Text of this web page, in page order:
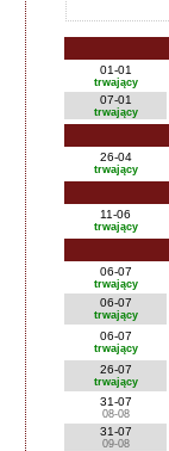
01-01
trwający
07-01
trwający
26-04
trwający
11-06
trwający
06-07
trwający
06-07
trwający
06-07
trwający
26-07
trwający
31-07
08-08
31-07
09-08